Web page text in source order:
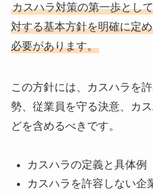
カスハラ対策の第一歩とし
対する基本方針を明確に定
必要があります。
この方針には、カスハラを
勢、従業員を守る決意、カ
どを含めるべきです。
カスハラの定義と具体例
カスハラを許容しない企